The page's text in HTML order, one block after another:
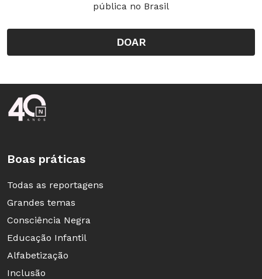
pública no Brasil
DOAR
Rodapé da Nova Escola
Boas práticas
Todas as reportagens
Grandes temas
Consciência Negra
Educação Infantil
Alfabetização
Inclusão